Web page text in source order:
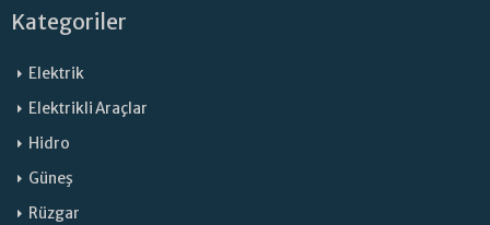
Kategoriler
Elektrik
Elektrikli Araçlar
Hidro
Güneş
Rüzgar